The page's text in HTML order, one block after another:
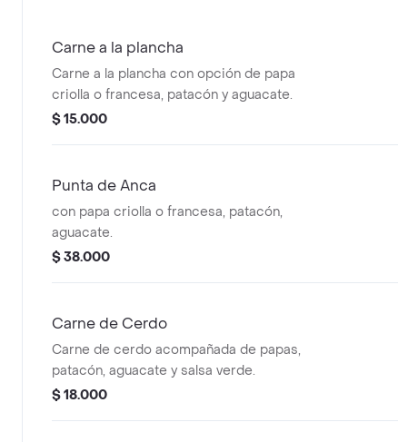
Carne a la plancha
Carne a la plancha con opción de papa
criolla o francesa, patacón y aguacate.
$ 15.000
Punta de Anca
con papa criolla o francesa, patacón,
aguacate.
$ 38.000
Carne de Cerdo
Carne de cerdo acompañada de papas,
patacón, aguacate y salsa verde.
$ 18.000